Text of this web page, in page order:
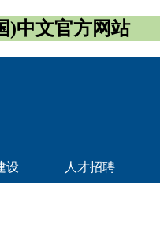
)中文官方网站
设 人才招聘